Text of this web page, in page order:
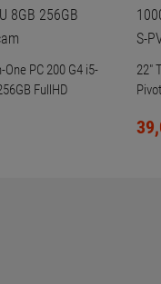
One PC 200 G4 i5-
FullHD
22"
39,